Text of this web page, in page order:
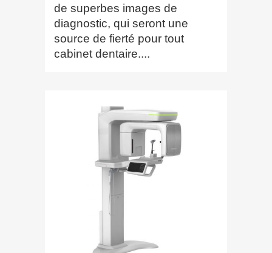
de superbes images de
diagnostic, qui seront une
source de fierté pour tout
cabinet dentaire....